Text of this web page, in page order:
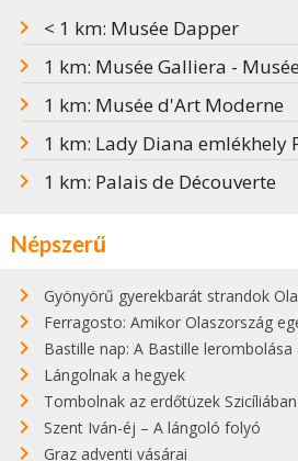
< 1 km: Musée Dapper
1 km: Musée Galliera -
1 km: Musée d'Art Moderne
1 km: Lady Diana emlékhely
1 km: Palais de Découverte
Népszerű
Gyönyörű gyerekbarát strandok
Ferragosto: Amikor Olaszország
Bastille nap: A Bastille lerombolása az
Lángolnak a hegyek
Tombolnak az erdőtüzek
Szent Iván-éj – A lángoló folyó
Graz adventi vásárai